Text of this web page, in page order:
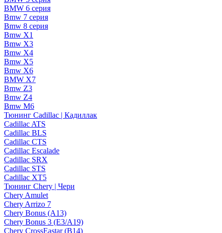
BMW 6 серия
Bmw 7 серия
Bmw 8 серия
Bmw X1
Bmw X3
Bmw X4
Bmw X5
Bmw X6
BMW X7
Bmw Z3
Bmw Z4
Bmw М6
Тюнинг Cadillac | Кадиллак
Cadillac ATS
Cadillac BLS
Cadillac CTS
Cadillac Escalade
Cadillac SRX
Cadillac STS
Cadillac XT5
Тюнинг Chery | Чери
Chery Amulet
Chery Arrizo 7
Chery Bonus (A13)
Chery Bonus 3 (E3/A19)
Chery CrossEastar (B14)